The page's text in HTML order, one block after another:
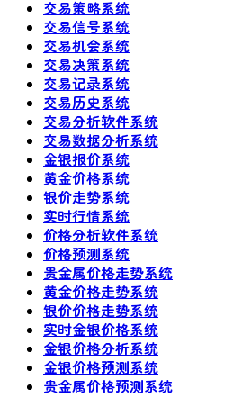
交易策略系统
交易信号系统
交易机会系统
交易决策系统
交易记录系统
交易历史系统
交易分析软件系统
交易数据分析系统
金银报价系统
黄金价格系统
银价走势系统
实时行情系统
价格分析软件系统
价格预测系统
贵金属价格走势系统
黄金价格走势系统
银价价格走势系统
实时金银价格系统
金银价格分析系统
金银价格预测系统
贵金属价格预测系统